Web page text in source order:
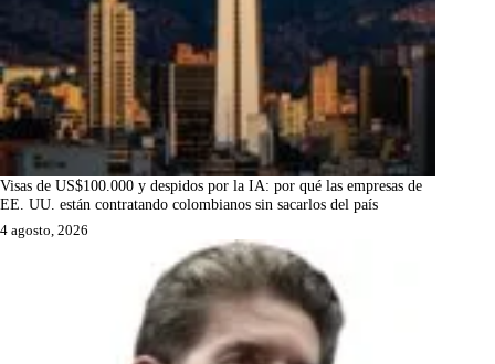
Visas de US$100.000 y despidos por la IA: por qué las empresas de
EE. UU. están contratando colombianos sin sacarlos del país
4 agosto, 2026